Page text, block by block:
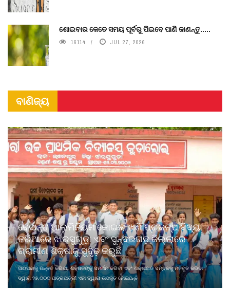
ଶୋଇବାର କେତେ ସମୟ ପୂର୍ବରୁ ପିଇବେ ପାଣି ଜାଣନ୍ତୁ.....
16114 JUL 27, 2026
ବାଣିଜ୍ୟ
ବେଦାନ୍ତ ଆଲୁମିନିୟମ କୋଇଲା ଖଣି ପ୍ରକଳ୍ପ ବିଦ୍ୟା
ଜରିଆରେ ଝାରସୁଗୁଡ଼ା ଏବଂ ସୁନ୍ଦରଗଡ଼ ଜିଲ୍ଲାରେ
ଗ୍ରାମୀଣ ଶିକ୍ଷାକୁ ସୁଦୃଢ଼ କରୁଛି
ପାଠପଢାକୁ ଉନ୍ନତ କରିବା, ଶିକ୍ଷକଙ୍କୁ ସମର୍ଥନ କରିବା ଏବଂ ଶିକ୍ଷାଗତ ସମ୍ବଳକୁ ମଜବୁତ କରିବା
ଦ୍ୱାରା ୨୫,୦୦୦ ଛାତ୍ରଛାତ୍ରୀ ଏହା ଦ୍ୱାରା ଉପକୃତ ହୋଇଛନ୍ତି